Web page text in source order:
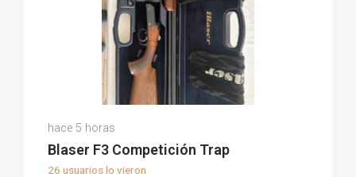
Felipe C.
hace 5 horas
Blaser F3 Competición Trap
26 usuarios lo vieron